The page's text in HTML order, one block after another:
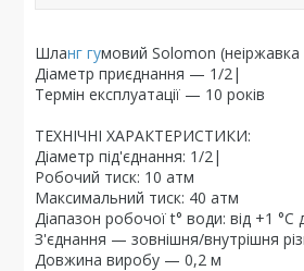
Шланг гумовий Solomon
Діаметр приєднання — 1/2|
Термін експлуатації — 10 років
ТЕХНІЧНІ ХАРАКТЕРИСТИКИ:
Діаметр під'єднання: 1/2|
Робочий тиск: 10 атм
Максимальний тиск: 40 атм
Діапазон робочої t° води: від +1 °C
З'єднання — зовнішня/внутрішня
Довжина виробу — 0,2 м